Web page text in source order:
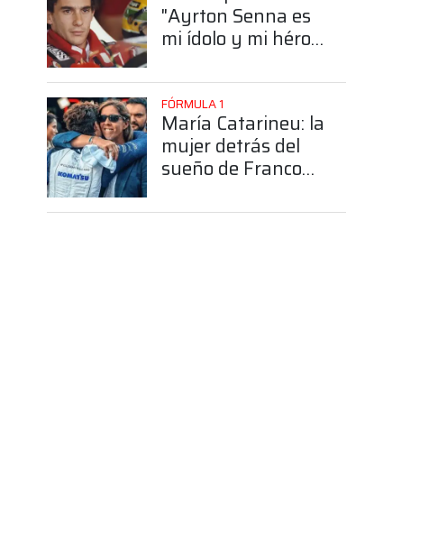
"Ayrton Senna es
mi ídolo y mi héroe
FÓRMULA 1
María Catarineu: la
mujer detrás del
sueño de Franco
Fórmula 1